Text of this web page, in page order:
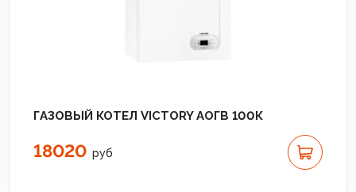
ГАЗОВЫЙ КОТЕЛ VICTORY АОГВ 100К
18020 руб